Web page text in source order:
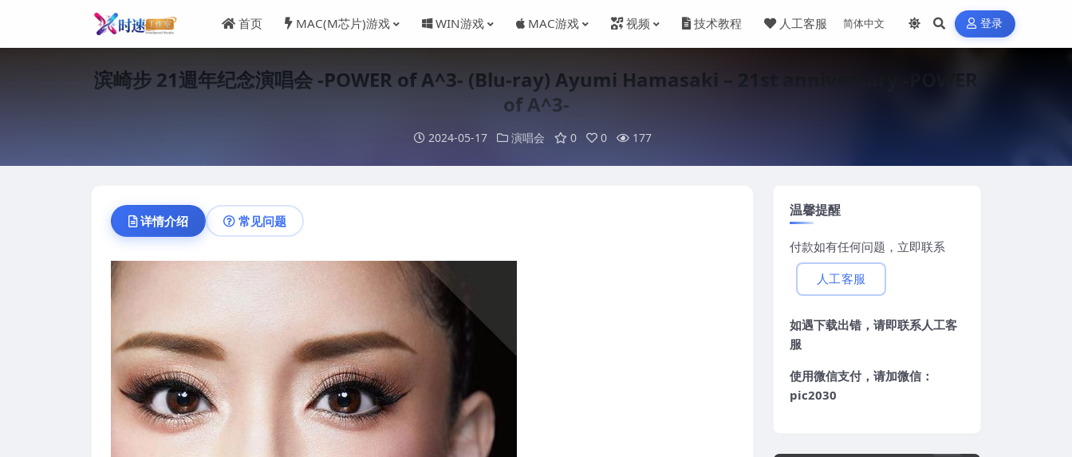
首页 MAC(M芯片)游戏 WIN游戏 MAC游戏 视频 技术教程 人工客服 登录
滨崎步 21週年纪念演唱会 -POWER of A^3- (Blu-ray) Ayumi Hamasaki – 21st anniversary -POWER
of A^3-
2024-05-17 演唱会 0 0 177
详情介绍 常见问题
温馨提醒
付款如有任何问题，立即联系
人工客服
如遇下载出错，请即联系人工客
服
使用微信支付，请加微信：
pic2030